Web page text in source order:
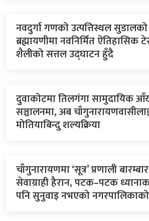
नवदुर्गा गणको उत्पत्तिस्थल
ब्रह्मायणीमा नवनिर्मित ऐतिहासिक
शैलीको सत्तल उद्घाटन हुँदै
दुवाकोटमा तिलगंगा सामुदायिक
सञ्चालनमा, अब
मोतियाबिन्दु शल्यक्रिया
चाँगुनारायणमा ‘सूत्र’ प्रणाली
सेवाग्राही हैरान, पटक–पटक
पनि सुनुवाइ नभएको